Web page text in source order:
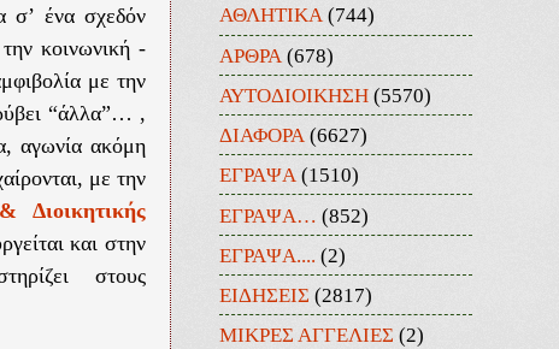
σ’ ένα σχεδόν
κοινωνική -
με την
“άλλα”… ,
αγωνία ακόμη
με την
Διοικητικής
και στην
στους
ΑΘΛΗΤΙΚΑ (744)
ΑΡΘΡΑ (678)
ΑΥΤΟΔΙΟΙΚΗΣΗ (5570)
ΔΙΑΦΟΡΑ (6627)
ΕΓΡΑΨΑ (1510)
ΕΓΡΑΨΑ… (852)
ΕΓΡΑΨΑ.... (2)
ΕΙΔΗΣΕΙΣ (2817)
ΜΙΚΡΕΣ ΑΓΓΕΛΙΕΣ (2)